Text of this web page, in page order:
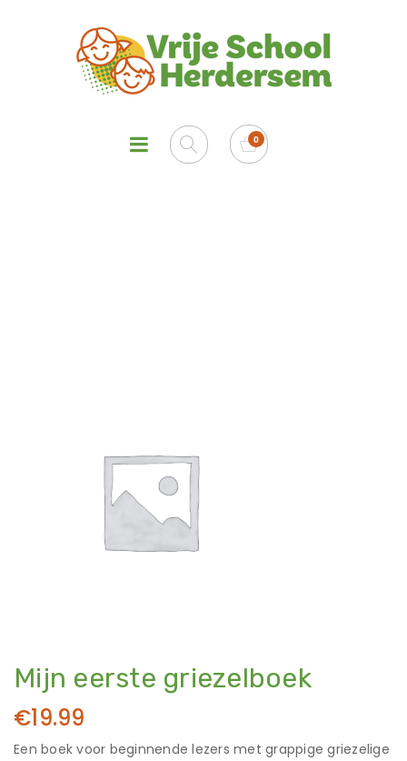
Mijn eerste griezelboek
€19.99
Een boek voor beginnende lezers met grappige griezelige